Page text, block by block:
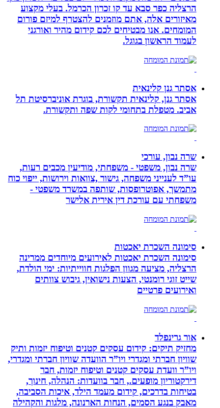
הרצליה כפר סבא עד קו זכרון הכרמל. בעלי מקצוע
מאיזורים אלה, אתם מוזמנים להצטרף למיזם פורום
המומחים. אנו מבטיחים לכם קידום מהיר ואורגני
לעמוד הראשון בגוגל.
אסתר גנן קלינאית
אסתר גנן, קלינאית תקשורת, בוגרת אוניברסיטת תל
אביב. מטפלת בתחומי לקות שפה ותקשורת.
שרה נבון, עורכי
שרה נבון, משפטי - משפחתי, מודיעין מכבים רעות,
עו”ד לענייני משפחה, גישור ,צוואות וירושות, ייפוי כוח
מתמשך, אפוטרופסות, שותפה במשרד משפטי -
משפחתי עם עורכת דין אירית אלישר
סימונה השכרת יאכטות
סימונה השכרת יאכטות לאירועים מיוחדים ממרינה
הרצליה, מציעה מגוון הפלגות חווייתיות: ימי הולדת,
שייט זוגי רומנטי, הצעות נישואין, גיבוש צוותים
ואירועים פרטיים
אור גרינפלד
מחזיק תיקים: קידום עסקים קטנים וטיפוח יזמות ותיק
שוויון חברתי ומגדרי ויו”ר הוועדה שוויון חברתי ומגדרי,
ויו”ר וועדת עסקים קטנים וטיפוח יזמות, חבר
דירקטוריון מופעים., חבר בוועדות: הנהלה, חינוך,
בטיחות בדרכים, קידום מעמד הילד, איכות הסביבה,
מאבק בנגע הסמים, הנחות הארנונה, מלגות והקהילה